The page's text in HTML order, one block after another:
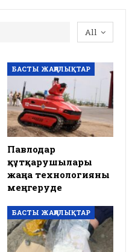
All
БАСТЫ ЖАҢАЛЫҚТАР
Павлодар
құтқарушылары
жаңа технологияны
меңгеруде
БАСТЫ ЖАҢАЛЫҚТАР